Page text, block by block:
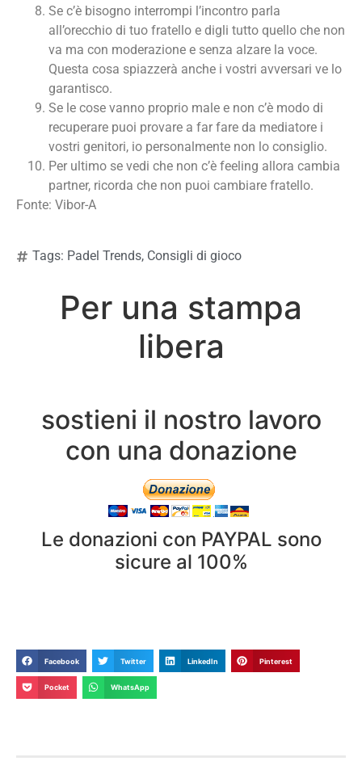
Se c’è bisogno interrompi l’incontro parla
all’orecchio di tuo fratello e digli tutto quello che non
va ma con moderazione e senza alzare la voce.
Questa cosa spiazzerà anche i vostri avversari ve lo
garantisco.
Se le cose vanno proprio male e non c’è modo di
recuperare puoi provare a far fare da mediatore i
vostri genitori, io personalmente non lo consiglio.
Per ultimo se vedi che non c’è feeling allora cambia
partner, ricorda che non puoi cambiare fratello.
Fonte: Vibor-A
Tags: Padel Trends, Consigli di gioco
Per una stampa
libera
sostieni il nostro lavoro
con una donazione
Le donazioni con PAYPAL sono
sicure al 100%
Facebook Twitter LinkedIn Pinterest
Pocket WhatsApp